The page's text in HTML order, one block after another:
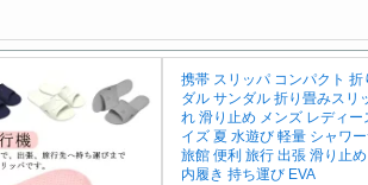
携帯 スリッパ コンパクト 折
ダル サンダル 折り畳みスリ
れ 滑り止め メンズ レディー
イズ 夏 水遊び 軽量 シャワ
旅館 便利 旅行 出張 滑り止
内履き 持ち運び EVA